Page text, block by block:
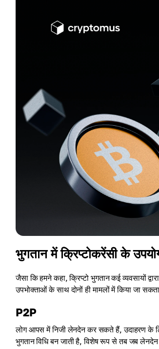
भुगतान में क्रिप्टोकरेंसी के
जैसा कि हमने कहा, क्रिप्टो भुगतान कई व्यवसायों
उपभोक्ताओं के साथ दोनों ही मामलों में किया जा
P2P
लोग आपस में निजी लेनदेन कर सकते हैं, उदाहरण के
भुगतान विधि बन जाती है, विशेष रूप से तब जब लेनदेन